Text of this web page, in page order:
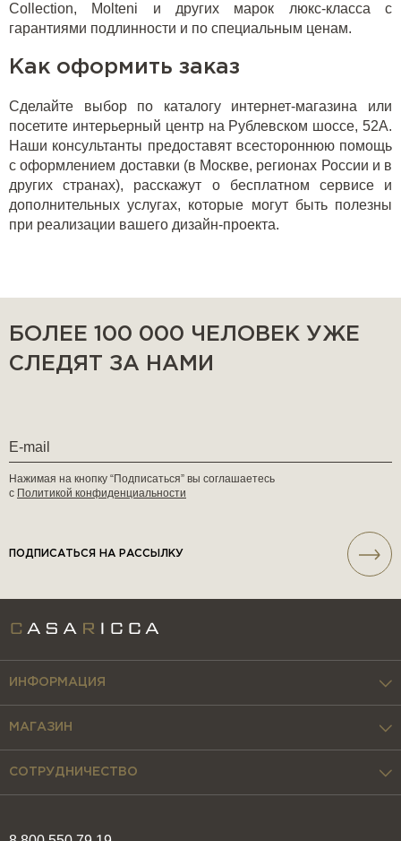
Collection, Molteni и других марок люкс-класса с
гарантиями подлинности и по специальным ценам.
Как оформить заказ
Сделайте выбор по каталогу интернет-магазина или
посетите интерьерный центр на Рублевском шоссе, 52А.
Наши консультанты предоставят всестороннюю помощь
с оформлением доставки (в Москве, регионах России и в
других странах), расскажут о бесплатном сервисе и
дополнительных услугах, которые могут быть полезны
при реализации вашего дизайн-проекта.
БОЛЕЕ 100 000 ЧЕЛОВЕК УЖЕ
СЛЕДЯТ ЗА НАМИ
Нажимая на кнопку “Подписаться” вы соглашаетесь
с Политикой конфиденциальности
ПОДПИСАТЬСЯ НА РАССЫЛКУ
ИНФОРМАЦИЯ
МАГАЗИН
СОТРУДНИЧЕСТВО